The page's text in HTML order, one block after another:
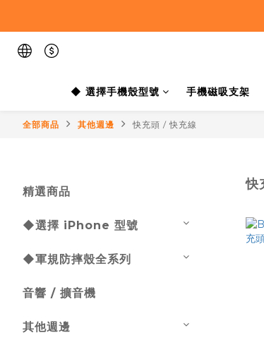
◆ 選擇手機殼型號
手機磁吸支架
全部商品 其他週邊 快充頭 / 快充線
精選商品
◆選擇 iPhone 型號
◆軍規防摔殼全系列
音響 / 擴音機
其他週邊
快